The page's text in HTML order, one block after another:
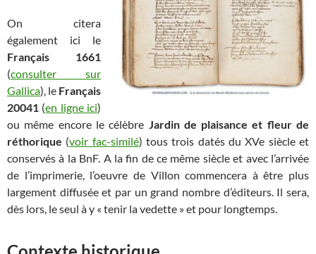
On citera
également ici le
Français 1661
(consulter sur
Gallica), le Français
20041 (en ligne ici)
ou même encore le célèbre Jardin de plaisance et fleur de
réthorique (voir fac-similé) tous trois datés du XVe siècle et
conservés à la BnF. A la fin de ce même siècle et avec l’arrivée
de l’imprimerie, l’oeuvre de Villon commencera à être plus
largement diffusée et par un grand nombre d’éditeurs. Il sera,
dès lors, le seul à y « tenir la vedette » et pour longtemps.